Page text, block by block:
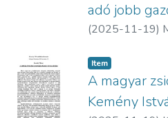
adó jobb
(2025-11-19)
Item
A magyar
Kemény